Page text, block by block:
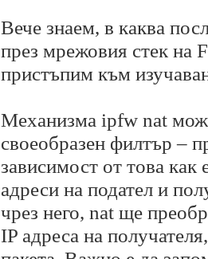
Вече знаем, в каква
през мрежовия стек на
пристъпим към
Механизма ipfw nat
своеобразен филтър –
зависимост от това как
адреси на подател и
чрез него, nat ще
IP адреса на